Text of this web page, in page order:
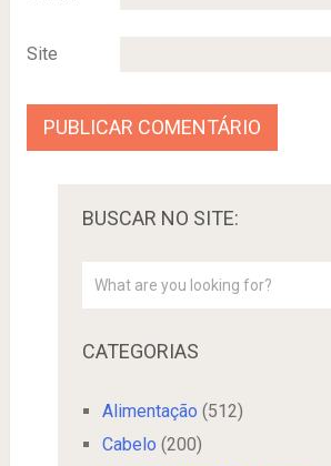
Site
BUSCAR NO SITE:
CATEGORIAS
Alimentação (512)
Cabelo (200)